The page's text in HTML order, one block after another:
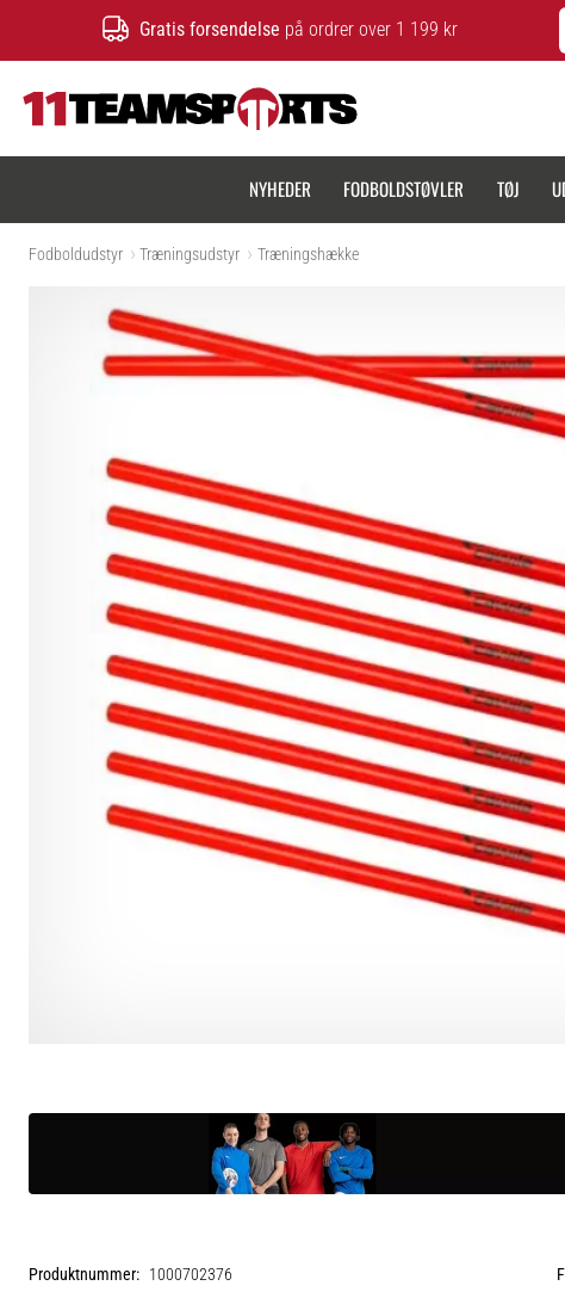
Gratis forsendelse på ordrer over 1 199 kr
NYHEDER FODBOLDSTØVLER TØJ
Fodboldudstyr Træningsudstyr Træningshække
Produktnummer: 1000702376